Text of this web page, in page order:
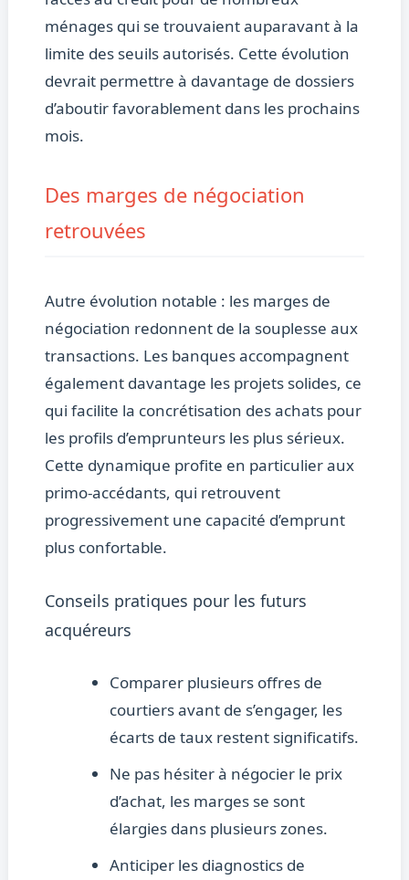
ménages qui se trouvaient auparavant à la
limite des seuils autorisés. Cette évolution
devrait permettre à davantage de dossiers
d’aboutir favorablement dans les prochains
mois.
Des marges de négociation
retrouvées
Autre évolution notable : les marges de
négociation redonnent de la souplesse aux
transactions. Les banques accompagnent
également davantage les projets solides, ce
qui facilite la concrétisation des achats pour
les profils d’emprunteurs les plus sérieux.
Cette dynamique profite en particulier aux
primo-accédants, qui retrouvent
progressivement une capacité d’emprunt
plus confortable.
Conseils pratiques pour les futurs
acquéreurs
Comparer plusieurs offres de
courtiers avant de s’engager, les
écarts de taux restent significatifs.
Ne pas hésiter à négocier le prix
d’achat, les marges se sont
élargies dans plusieurs zones.
Anticiper les diagnostics de